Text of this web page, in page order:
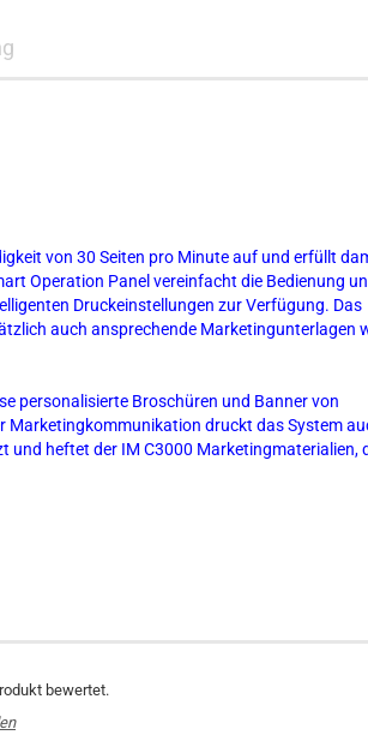
von 30 Seiten pro Minute auf und erfüllt
Operation Panel vereinfacht die Bedienung
Druckeinstellungen zur Verfügung. Das
auch ansprechende Marketingunterlagen
personalisierte Broschüren und Banner von
Marketingkommunikation druckt das System
und heftet der IM C3000 Marketingmaterialien,
bewertet.